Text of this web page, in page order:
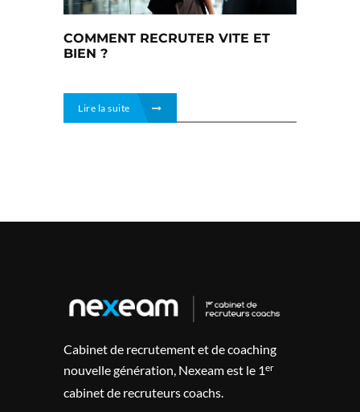
COMMENT RECRUTER VITE ET
BIEN ?
Lire la suite
Cabinet de recrutement et de coaching
nouvelle génération, Nexeam est le 1er
cabinet de recruteurs coachs.